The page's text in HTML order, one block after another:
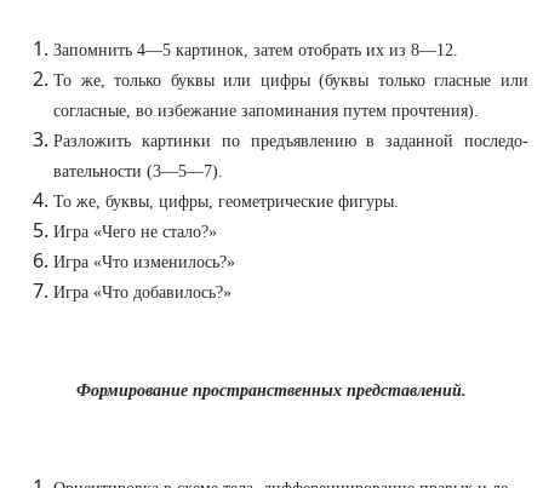
Запомнить 4—5 картинок, затем отобрать их из 8—12.
То же, только буквы или цифры (буквы только гласные или
согласные, во избежание запоминания путем прочтения).
Разложить картинки по предъявлению в заданной последо­
вательности (3—5—7).
То же, буквы, цифры, геометрические фигуры.
Игра «Чего не стало?»
Игра «Что изменилось?»
Игра «Что добавилось?»
Формирование пространственных представлений.